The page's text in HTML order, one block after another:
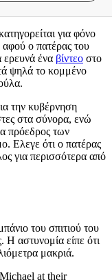
για φόνο
ο πατέρας του
ερευνά ένα βίντεο στο
ψηλά το κομμένο
την κυβέρνηση
στα σύνορα, ενώ
πρόεδρος των
Ελεγε ότι ο πατέρας
για περισσότερα από
του σπιτιού του
αστυνομία είπε ότι
μακριά.
at their